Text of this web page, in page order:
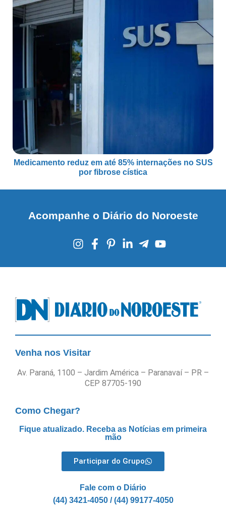
Medicamento reduz em até 85% internações no SUS
por fibrose cística
Acompanhe o Diário do Noroeste
Venha nos Visitar
Av. Paraná, 1100 – Jardim América – Paranavaí – PR –
CEP 87705-190
Como Chegar?
Fique atualizado. Receba as Notícias em primeira
mão
Participar do Grupo
Fale com o Diário
(44) 3421-4050 / (44) 99177-4050